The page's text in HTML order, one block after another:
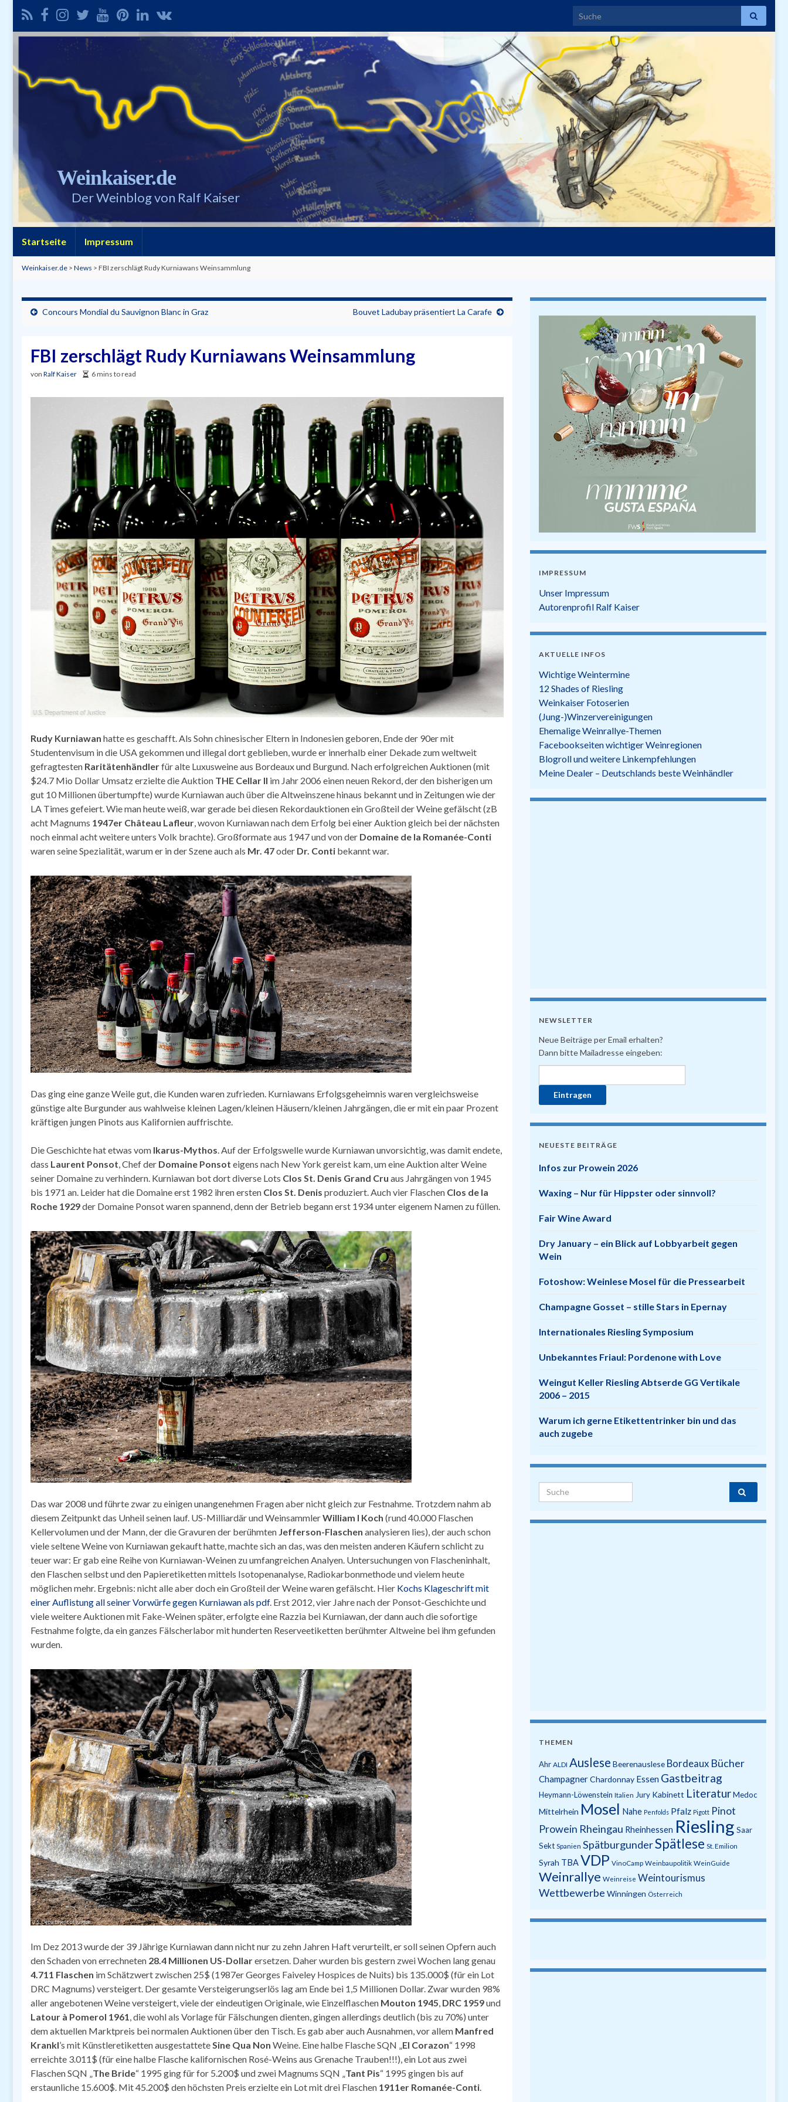
Search for:
Weinkaiser.de
Der Weinblog von Ralf Kaiser
Startseite Impressum
Weinkaiser.de > News > FBI zerschlägt Rudy Kurniawans Weinsammlung
Concours Mondial du Sauvignon Blanc in Graz Bouvet Ladubay präsentiert La Carafe
FBI zerschlägt Rudy Kurniawans Weinsammlung
von Ralf Kaiser 6 mins to read
Rudy Kurniawan hatte es geschafft. Als Sohn chinesischer Eltern in Indonesien geboren, Ende der 90er mit
Studentenvisum in die USA gekommen und illegal dort geblieben, wurde er innerhalb einer Dekade zum weltweit
gefragtesten Raritätenhändlerfür alte Luxusweine aus Bordeaux und Burgund. Nach erfolgreichen Auktionen (mit
$24.7 Mio Dollar Umsatz erzielte die Auktion THE Cellar II im Jahr 2006 einen neuen Rekord, der den bisherigen um
gut 10 Millionen übertumpfte) wurde Kurniawan auch über die Altweinszene hinaus bekannt und in Zeitungen wie der
LA Times gefeiert. Wie man heute weiß, war gerade bei diesen Rekordauktionen ein Großteil der Weine gefälscht (zB
acht Magnums 1947er Château Lafleur, wovon Kurniawan nach dem Erfolg bei einer Auktion gleich bei der nächsten
noch einmal acht weitere unters Volk brachte). Großformate aus 1947 und von der Domaine de la Romanée-Conti
waren seine Spezialität, warum er in der Szene auch als Mr. 47oder Dr. Conti bekannt war.
Das ging eine ganze Weile gut, die Kunden waren zufrieden. Kurniawans Erfolgsgeheimnis waren vergleichsweise
günstige alte Burgunder aus wahlweise kleinen Lagen/kleinen Häusern/kleinen Jahrgängen, die er mit ein paar Prozent
kräftigen jungen Pinots aus Kalifornien auffrischte.
Die Geschichte hat etwas vom Ikarus-Mythos. Auf der Erfolgswelle wurde Kurniawan unvorsichtig, was damit endete,
dass Laurent Ponsot, Chef der Domaine Ponsot eigens nach New York gereist kam, um eine Auktion alter Weine
seiner Domaine zu verhindern. Kurniawan bot dort diverse Lots Clos St. Denis Grand Cru aus Jahrgängen von 1945
bis 1971 an. Leider hat die Domaine erst 1982 ihren ersten Clos St. Denis produziert. Auch vier Flaschen Clos de la
Roche 1929der Domaine Ponsot waren spannend, denn der Betrieb begann erst 1934 unter eigenem Namen zu füllen.
Das war 2008 und führte zwar zu einigen unangenehmen Fragen aber nicht gleich zur Festnahme. Trotzdem nahm ab
diesem Zeitpunkt das Unheil seinen lauf. US-Milliardär und WeinsammlerWilliam I Koch (rund 40.000 Flaschen
Kellervolumen und der Mann, der die Gravuren der berühmten Jefferson-Flaschen analysieren lies), der auch schon
viele seltene Weine von Kurniawan gekauft hatte, machte sich an das, was den meisten anderen Käufern schlicht zu
teuer war: Er gab eine Reihe von Kurniawan-Weinen zu umfangreichen Analyen. Untersuchungen von Flascheninhalt,
den Flaschen selbst und den Papieretiketten mittels Isotopenanalyse, Radiokarbonmethode und vielem heute
möglichen mehr. Ergebnis: nicht alle aber doch ein Großteil der Weine waren gefälscht. Hier Kochs Klageschrift mit
einer Auflistung all seiner Vorwürfe gegen Kurniawan als pdf. Erst 2012, vier Jahre nach der Ponsot-Geschichte und
viele weitere Auktionen mit Fake-Weinen später, erfolgte eine Razzia bei Kurniawan, der dann auch die sofortige
Festnahme folgte, da ein ganzes Fälscherlabor mit hunderten Reserveetiketten berühmter Altweine bei ihm gefunden
wurden.
Im Dez 2013 wurde der 39 Jährige Kurniawan dann nicht nur zu zehn Jahren Haft verurteilt, er soll seinen Opfern auch
den Schaden von errechneten 28.4 Millionen US-Dollarersetzen. Daher wurden bis gestern zwei Wochen lang genau
4.711 Flaschen im Schätzwert zwischen 25$ (1987er Georges Faiveley Hospices de Nuits) bis 135.000$ (für ein Lot
DRC Magnums) versteigert. Der gesamte Versteigerungserlös lag am Ende bei 1,5 Millionen Dollar. Zwar wurden 98%
aller angebotenen Weine versteigert, viele der eindeutigen Originale, wie Einzelflaschen Mouton 1945, DRC 1959und
Latour à Pomerol 1961, die wohl als Vorlage für Fälschungen dienten, gingen allerdings deutlich (bis zu 70%) unter
dem aktuellen Marktpreis bei normalen Auktionen über den Tisch. Es gab aber auch Ausnahmen, vor allem Manfred
Krankl’s mit Künstleretiketten ausgestatteteSine Qua Non Weine. Eine halbe Flasche SQN „El Corazon“ 1998
erreichte 3.011$ (für eine halbe Flasche kalifornischen Rosé-Weins aus Grenache Trauben!!!), ein Lot aus zwei
Flaschen SQN „The Bride“ 1995 ging für for 5.200$ und zwei Magnums SQN „Tant Pis“ 1995 gingen bis auf
erstaunliche 15.600$. Mit 45.200$ den höchsten Preis erzielte ein Lot mit drei Flaschen 1911er Romanée-Conti.
IMPRESSUM
Unser Impressum
Autorenprofil Ralf Kaiser
AKTUELLE INFOS
Wichtige Weintermine
12 Shades of Riesling
Weinkaiser Fotoserien
(Jung-)Winzervereinigungen
Ehemalige Weinrallye-Themen
Facebookseiten wichtiger Weinregionen
Blogroll und weitere Linkempfehlungen
Meine Dealer – Deutschlands beste Weinhändler
NEWSLETTER
Neue Beiträge per Email erhalten?
Dann bitte Mailadresse eingeben:
NEUESTE BEITRÄGE
Infos zur Prowein 2026
Waxing – Nur für Hippster oder sinnvoll?
Fair Wine Award
Dry January – ein Blick auf Lobbyarbeit gegen
Wein
Fotoshow: Weinlese Mosel für die Pressearbeit
Champagne Gosset – stille Stars in Epernay
Internationales Riesling Symposium
Unbekanntes Friaul: Pordenone with Love
Weingut Keller Riesling Abtserde GG Vertikale
2006 – 2015
Warum ich gerne Etikettentrinker bin und das
auch zugebe
Search for:
THEMEN
Ahr ALDI Auslese Beerenauslese Bordeaux Bücher
ChampagnerChardonnay Essen Gastbeitrag
Heymann-Löwenstein Italien Jury Kabinett Literatur Medoc
Mittelrhein Mosel Nahe Penfolds Pfalz Pigott Pinot
Prowein Rheingau Rheinhessen Riesling Saar
Sekt Spanien SpätburgunderSpätlese St. Emilion
Syrah TBAVDP VinoCamp Weinbaupolitik WeinGuide
Weinrallye Weinreise Weintourismus
Wettbewerbe Winningen Österreich